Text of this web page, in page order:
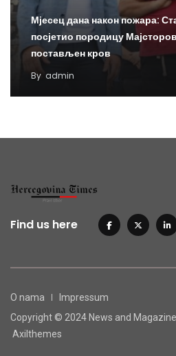
Мјесец дана након пожара:
посјетио породицу
постављен кров
By admin
Find us here
O nama
Impressum
Copyright © 2024 News and
Axilthemes